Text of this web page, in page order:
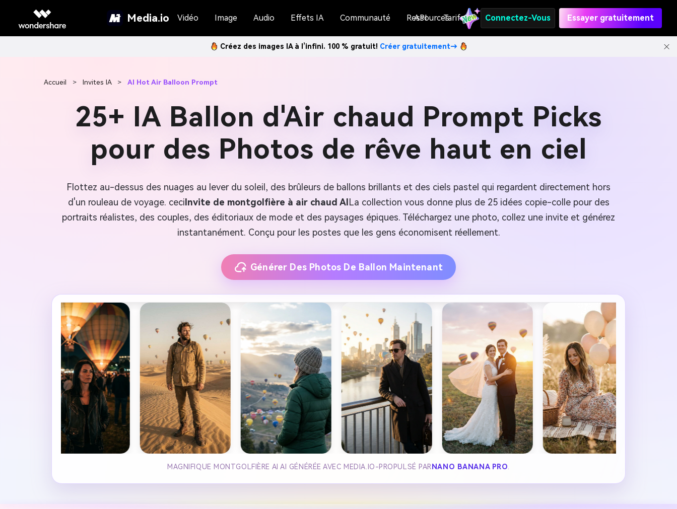
Media.io Vidéo Image Audio Effets IA Communauté Ressources
API Tarifs Connectez-Vous Essayer gratuitement
Créez des images IA à l’infini. 100 % gratuit! Créer gratuitement→
Accueil > Invites IA > AI Hot Air Balloon Prompt
25+ IA Ballon d'Air chaud Prompt Picks
pour des Photos de rêve haut en ciel
Flottez au-dessus des nuages au lever du soleil, des brûleurs de ballons brillants et des ciels pastel qui regardent directement hors
d'un rouleau de voyage. ceci Invite de montgolfière à air chaud AI La collection vous donne plus de 25 idées copie-colle pour des
portraits réalistes, des couples, des éditoriaux de mode et des paysages épiques. Téléchargez une photo, collez une invite et générez
instantanément. Conçu pour les postes que les gens économisent réellement.
Générer Des Photos De Ballon Maintenant
MAGNIFIQUE MONTGOLFIÈRE AI AI GÉNÉRÉE AVEC MEDIA.IO-PROPULSÉ PAR NANO BANANA PRO